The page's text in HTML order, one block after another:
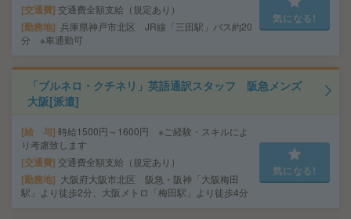
交通費 交通費全額支給（規定あり）
勤務地 兵庫県神戸市北区 JR線「三田駅」バス約20
分 ※車通勤可
気になる!
「ブルネロ・クチネリ」英語通訳スタッフ 阪急メンズ
大阪[派遣]
給 与 時給1500円～1600円 ※ご経験・スキルによ
り考慮致します
交通費 交通費全額支給（規定あり）
勤務地
大阪府大阪市北区 阪急・阪神「大阪梅田
駅」より徒歩2分、大阪メトロ「梅田駅」より徒歩4分
気になる!